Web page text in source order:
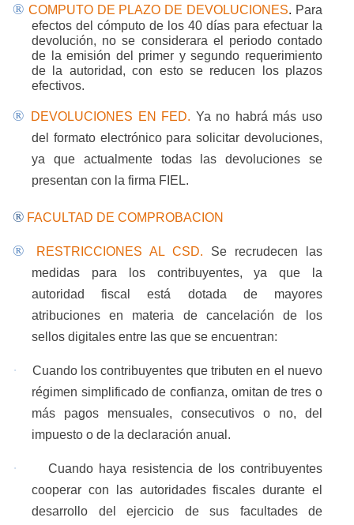
® COMPUTO DE PLAZO DE DEVOLUCIONES. Para
efectos del cómputo de los 40 días para efectuar la
devolución, no se considerara el periodo contado
de la emisión del primer y segundo requerimiento
de la autoridad, con esto se reducen los plazos
efectivos.
® DEVOLUCIONES EN FED. Ya no habrá más uso
del formato electrónico para solicitar devoluciones,
ya que actualmente todas las devoluciones se
presentan con la firma FIEL.
® FACULTAD DE COMPROBACION
® RESTRICCIONES AL CSD. Se recrudecen las
medidas para los contribuyentes, ya que la
autoridad fiscal está dotada de mayores
atribuciones en materia de cancelación de los
sellos digitales entre las que se encuentran:
·
Cuando los contribuyentes que tributen en el nuevo
régimen simplificado de confianza, omitan de tres o
más pagos mensuales, consecutivos o no, del
impuesto o de la declaración anual.
·
Cuando haya resistencia de los contribuyentes
cooperar con las autoridades fiscales durante el
desarrollo del ejercicio de sus facultades de